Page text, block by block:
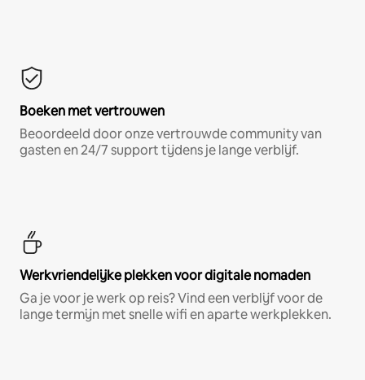
Boeken met vertrouwen
Beoordeeld door onze vertrouwde community van
gasten en 24/7 support tijdens je lange verblijf.
Werkvriendelijke plekken voor digitale nomaden
Ga je voor je werk op reis? Vind een verblijf voor de
lange termijn met snelle wifi en aparte werkplekken.